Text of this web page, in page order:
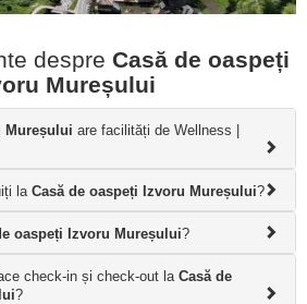
despre Casă de oaspeți
Mureșului
Mureșului are facilități de Wellness |
la Casă de oaspeți Izvoru Mureșului?
oaspeți Izvoru Mureșului?
check-in și check-out la Casă de
?